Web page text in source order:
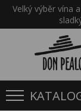
Velký výběr vína